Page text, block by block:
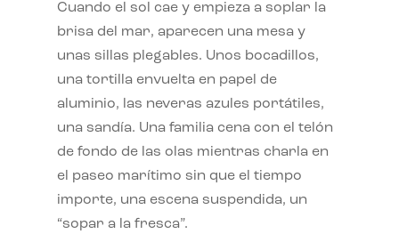
Cuando el sol cae y empieza a soplar la
brisa del mar, aparecen una mesa y
unas sillas plegables. Unos bocadillos,
una tortilla envuelta en papel de
aluminio, las neveras azules portátiles,
una sandía. Una familia cena con el telón
de fondo de las olas mientras charla en
el paseo marítimo sin que el tiempo
importe, una escena suspendida, un
“sopar a la fresca”.